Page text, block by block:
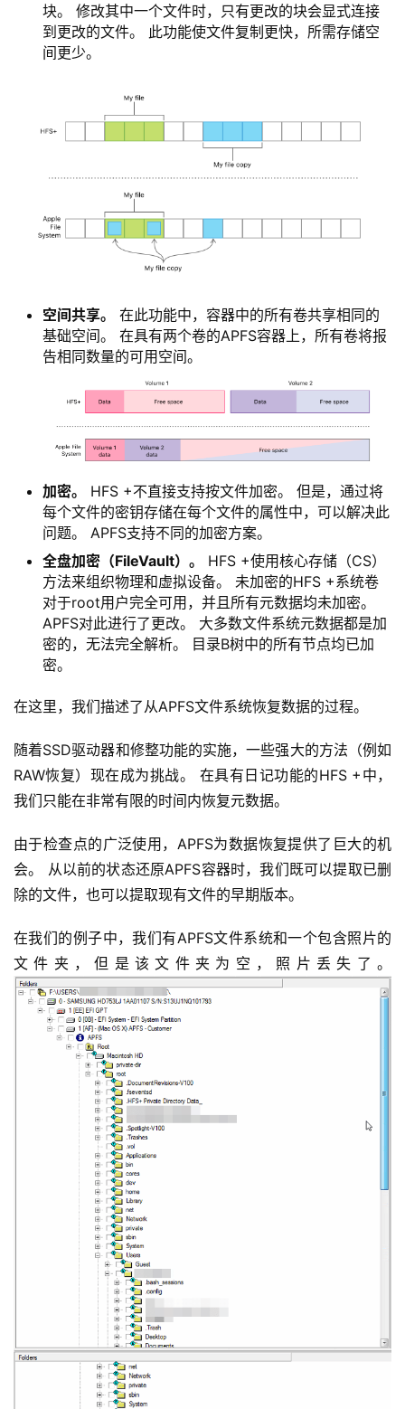
块。 修改其中一个文件时，只有更改的块会显式连接
到更改的文件。 此功能使文件复制更快，所需存储空
间更少。
空间共享。
在此功能中，容器中的所有卷共享相同的
基础空间。 在具有两个卷的APFS容器上，所有卷将报
告相同数量的可用空间。
加密。
HFS +不直接支持按文件加密。 但是，通过将
每个文件的密钥存储在每个文件的属性中，可以解决此
问题。 APFS支持不同的加密方案。
全盘加密（FileVault）。
HFS +使用核心存储（CS）
方法来组织物理和虚拟设备。 未加密的HFS +系统卷
对于root用户完全可用，并且所有元数据均未加密。
APFS对此进行了更改。 大多数文件系统元数据都是加
密的，无法完全解析。 目录B树中的所有节点均已加
密。
在这里，我们描述了从APFS文件系统恢复数据的过程。
随着SSD驱动器和修整功能的实施，一些强大的方法（例如
RAW恢复）现在成为挑战。 在具有日记功能的HFS +中，
我们只能在非常有限的时间内恢复元数据。
由于检查点的广泛使用，APFS为数据恢复提供了巨大的机
会。 从以前的状态还原APFS容器时，我们既可以提取已删
除的文件，也可以提取现有文件的早期版本。
在我们的例子中，我们有APFS文件系统和一个包含照片的
文件夹，但是该文件夹为空，照片丢失了。